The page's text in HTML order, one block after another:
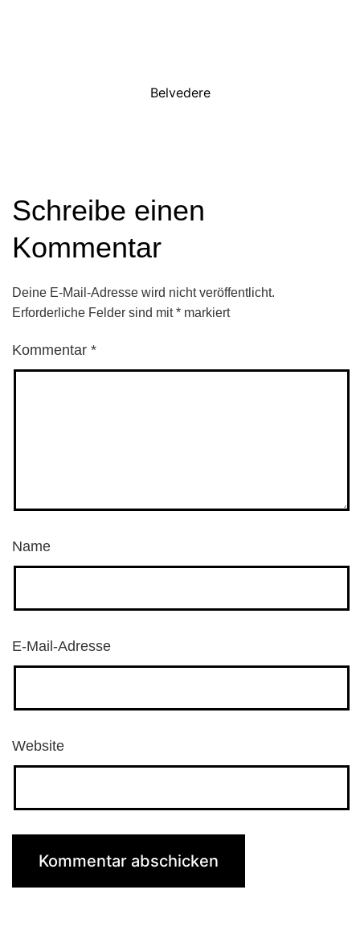
Belvedere
Schreibe einen
Kommentar
Deine E-Mail-Adresse wird nicht veröffentlicht.
Erforderliche Felder sind mit* markiert
Kommentar *
Name
E-Mail-Adresse
Website